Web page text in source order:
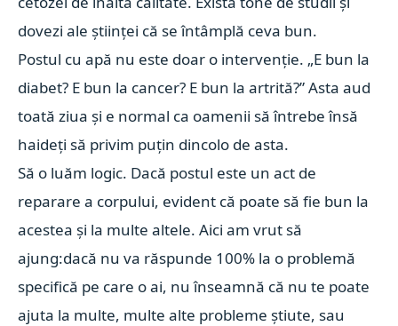
dovezi ale științei că se întâmplă ceva bun.
Postul cu apă nu este doar o intervenție. „E bun la
diabet? E bun la cancer? E bun la artrită?” Asta aud
toată ziua și e normal ca oamenii să întrebe însă
haideți să privim puțin dincolo de asta.
Să o luăm logic. Dacă postul este un act de
reparare a corpului, evident că poate să fie bun la
acestea și la multe altele. Aici am vrut să
ajung:dacă nu va răspunde 100% la o problemă
specifică pe care o ai, nu înseamnă că nu te poate
ajuta la multe, multe alte probleme știute, sau